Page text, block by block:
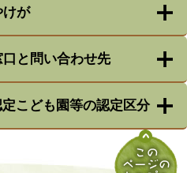
けが
と問い合わせ先
こども園等の認定区分